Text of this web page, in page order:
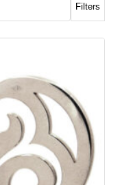
Filters